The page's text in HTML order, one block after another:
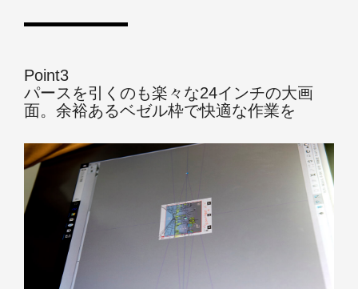
Point3
パースを引くのも楽々な24インチの大画
面。余裕あるベゼル枠で快適な作業を